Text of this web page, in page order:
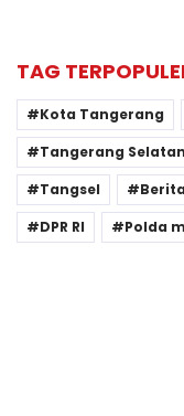
TAG
Kota Tangerang
Tangerang Selatan
Tangsel
DPR RI
Polda